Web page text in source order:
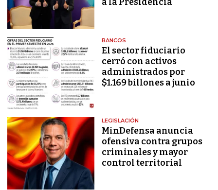
BANCOS
El sector fiduciario
cerró con activos
administrados por
$1.169 billones a junio
LEGISLACIÓN
MinDefensa anuncia
ofensiva contra grupos
criminales y mayor
control territorial